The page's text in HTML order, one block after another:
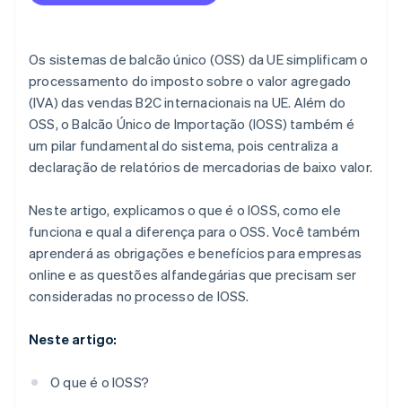
Os sistemas de balcão único (OSS) da UE simplificam o
processamento do imposto sobre o valor agregado
(IVA) das vendas B2C internacionais na UE. Além do
OSS, o Balcão Único de Importação (IOSS) também é
um pilar fundamental do sistema, pois centraliza a
declaração de relatórios de mercadorias de baixo valor.
Neste artigo, explicamos o que é o IOSS, como ele
funciona e qual a diferença para o OSS. Você também
aprenderá as obrigações e benefícios para empresas
online e as questões alfandegárias que precisam ser
consideradas no processo de IOSS.
Neste artigo:
O que é o IOSS?